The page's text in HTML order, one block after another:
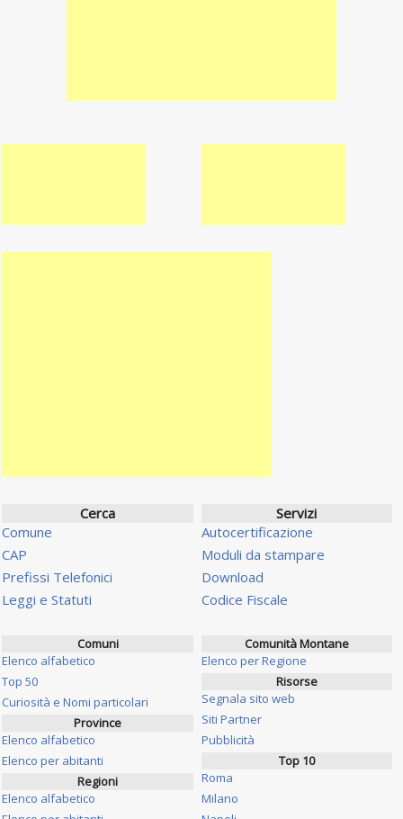
Cerca
Comune
CAP
Prefissi Telefonici
Leggi e Statuti
Servizi
Autocertificazione
Moduli da stampare
Download
Codice Fiscale
Comuni
Elenco alfabetico
Top 50
Curiosità e Nomi particolari
Province
Elenco alfabetico
Elenco per abitanti
Regioni
Elenco alfabetico
Comunità Montane
Elenco per Regione
Risorse
Segnala sito web
Siti Partner
Pubblicità
Top 10
Roma
Milano